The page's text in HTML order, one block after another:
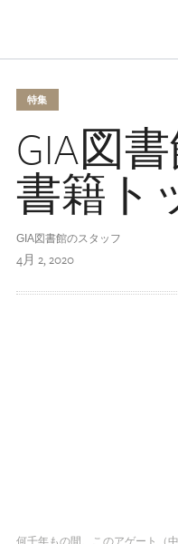
特集
GIA図
書籍ト
GIA図書館のスタッフ
4月 2, 2020
何千年もの間、このアゲート（